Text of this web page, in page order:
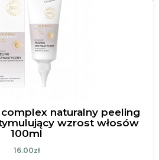
naturalny peeling
wzrost włosów
100ml
16.00zł